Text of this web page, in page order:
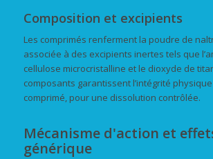
Composition et excipients
Les comprimés renferment la poudre de
associée à des excipients inertes tels que
cellulose microcristalline et le dioxyde de
composants garantissent l’intégrité
comprimé, pour une dissolution contrôlée.
Mécanisme d'action et
générique